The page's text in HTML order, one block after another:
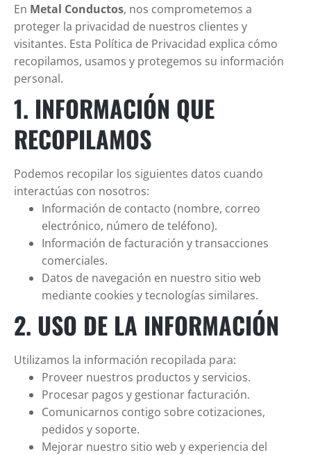
En Metal Conductos, nos comprometemos a
proteger la privacidad de nuestros clientes y
visitantes. Esta Política de Privacidad explica cómo
recopilamos, usamos y protegemos su información
personal.
1. INFORMACIÓN QUE
RECOPILAMOS
Podemos recopilar los siguientes datos cuando
interactúas con nosotros:
Información de contacto (nombre, correo
electrónico, número de teléfono).
Información de facturación y transacciones
comerciales.
Datos de navegación en nuestro sitio web
mediante cookies y tecnologías similares.
2. USO DE LA INFORMACIÓN
Utilizamos la información recopilada para:
Proveer nuestros productos y servicios.
Procesar pagos y gestionar facturación.
Comunicarnos contigo sobre cotizaciones,
pedidos y soporte.
Mejorar nuestro sitio web y experiencia del